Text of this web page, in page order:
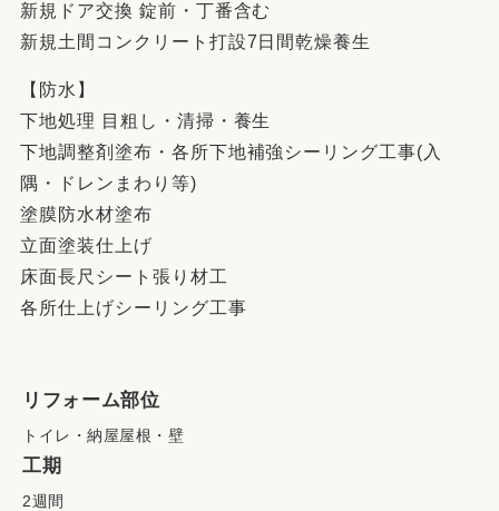
新規ドア交換 錠前・丁番含む
新規土間コンクリート打設7日間乾燥養生
【防水】
下地処理 目粗し・清掃・養生
下地調整剤塗布・各所下地補強シーリング工事(入
隅・ドレンまわり等)
塗膜防水材塗布
立面塗装仕上げ
床面長尺シート張り材工
各所仕上げシーリング工事
リフォーム部位
トイレ・納屋屋根・壁
工期
2週間